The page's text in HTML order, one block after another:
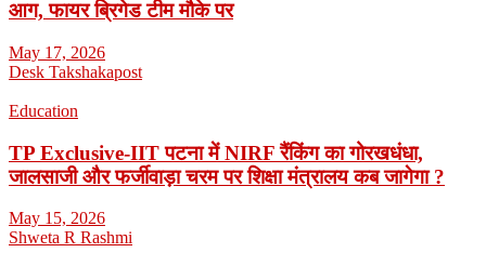
आग, फायर ब्रिगेड टीम मौके पर
May 17, 2026
Desk Takshakapost
Education
TP Exclusive-IIT पटना में NIRF रैंकिंग का गोरखधंधा,
जालसाजी और फर्जीवाड़ा चरम पर शिक्षा मंत्रालय कब जागेगा ?
May 15, 2026
Shweta R Rashmi